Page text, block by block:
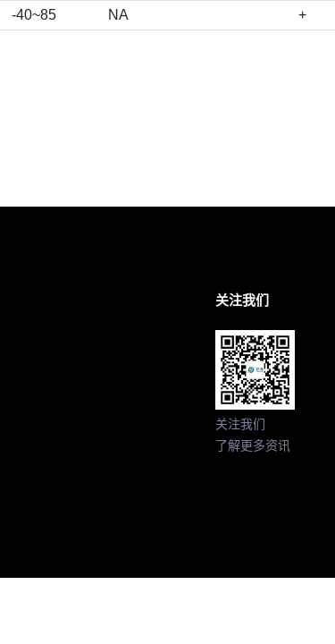
-40~85 NA +
关注我们
关注我们
了解更多资讯